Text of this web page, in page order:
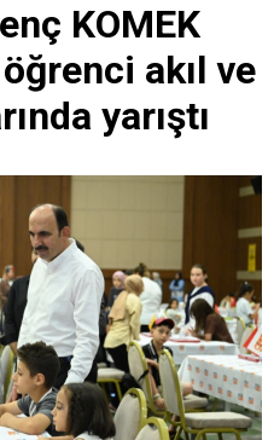
KOMEK
akıl ve
yarıştı